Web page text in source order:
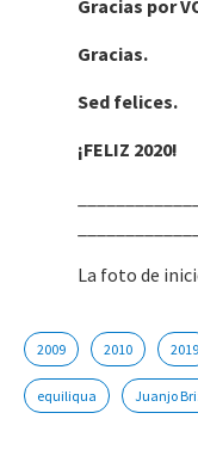
Gracias por
Gracias.
Sed felices.
¡FELIZ 2020!
La foto de
2009 2010 2019
equiliqua Juanjo